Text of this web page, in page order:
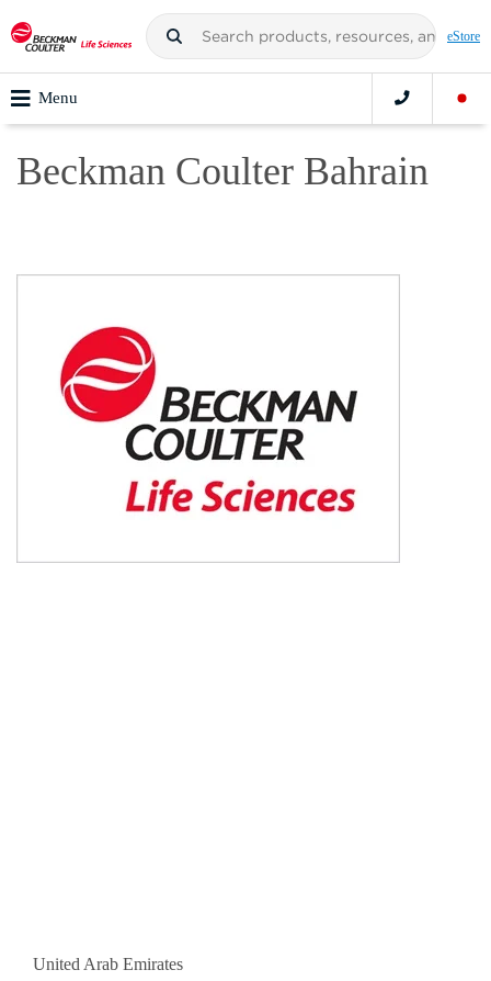
eStore
Menu
Beckman Coulter Bahrain
United Arab Emirates